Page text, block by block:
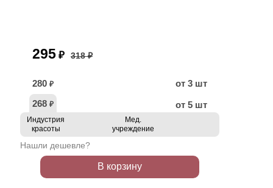
295 ₽ 318 ₽
280 ₽
от 3 шт
268 ₽ от 5 шт
Индустрия
красоты
Мед.
учреждение
Нашли дешевле?
В корзину